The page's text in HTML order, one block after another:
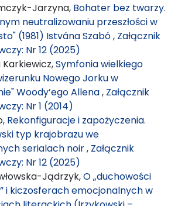
Jarzyna, Bohater bez twarzy.
neutralizowaniu przeszłości w
(1981) Istvána Szabó, Załącznik
Nr 12 (2025)
Symfonia wielkiego
Nowego Jorku w
Woody’ego Allena, Załącznik
Nr 1 (2014)
Rekonfiguracje i zapożyczenia.
typ krajobrazu we
serialach noir, Załącznik
Nr 12 (2025)
Jądrzyk,O „duchowości
i kiczosferach emocjonalnych w